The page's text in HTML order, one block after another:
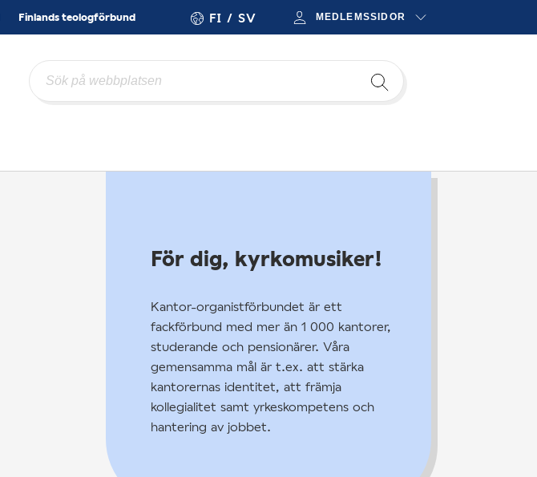
Finlands teologförbund FI SV MEDLEMSSIDOR
För dig, kyrkomusiker!
Kantor-organistförbundet är ett
fackförbund med mer än 1 000 kantorer,
studerande och pensionärer. Våra
gemensamma mål är t.ex. att stärka
kantorernas identitet, att främja
kollegialitet samt yrkeskompetens och
hantering av jobbet.